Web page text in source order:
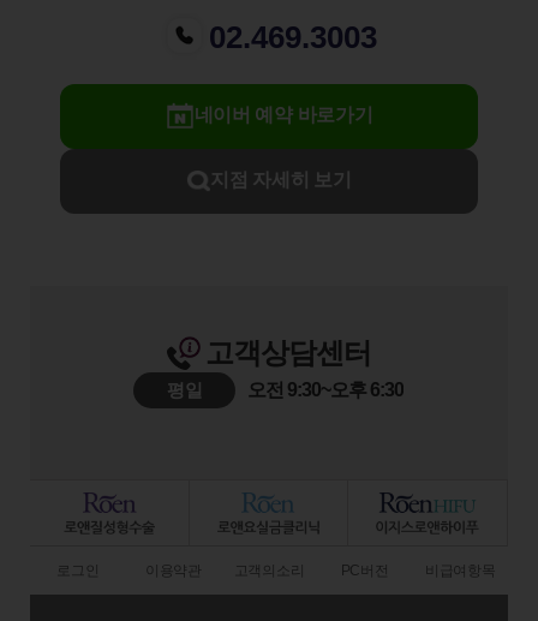
02.469.3003
네이버 예약 바로가기
지점 자세히 보기
고객상담센터
평일 오전 9:30~오후 6:30
로그인 이용약관 고객의소리 PC버전 비급여항목